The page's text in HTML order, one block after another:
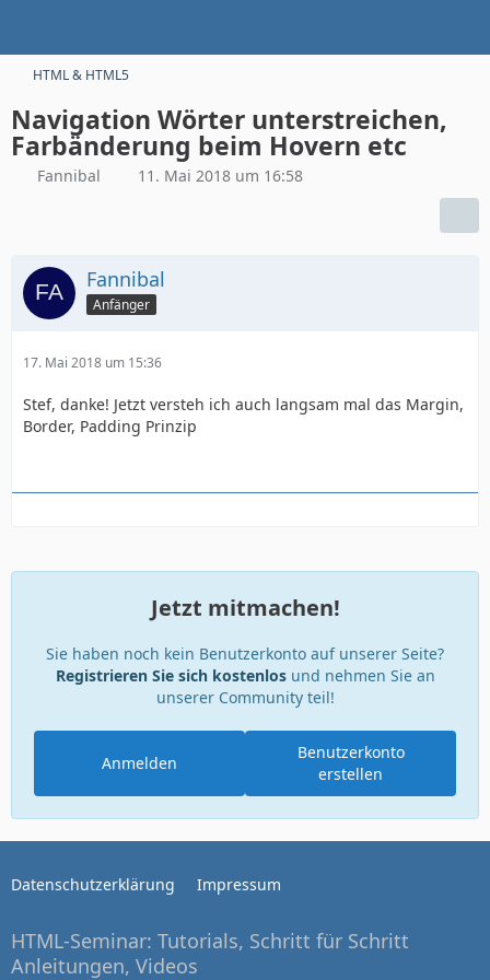
HTML & HTML5
Navigation Wörter unterstreichen,
Farbänderung beim Hovern etc
Fannibal 11. Mai 2018 um 16:58
Fannibal
Anfänger
17. Mai 2018 um 15:36
Stef, danke! Jetzt versteh ich auch langsam mal das Margin,
Border, Padding Prinzip
Jetzt mitmachen!
Sie haben noch kein Benutzerkonto auf unserer Seite?
Registrieren Sie sich kostenlosund nehmen Sie an
unserer Community teil!
Benutzerkonto
erstellen
Anmelden
Datenschutzerklärung Impressum
HTML-Seminar: Tutorials, Schritt für Schritt
Anleitungen, Videos